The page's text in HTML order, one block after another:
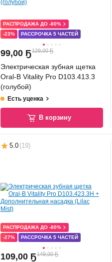
-23% РАССРОЧКА 5 ЧАСТЕЙ
РАСПРОДАЖА ДО -80%
99,00 Ҕ129,00 Ҕ
Электрическая зубная щетка
Oral-B Vitality Pro D103.413.3
(голубой)
Есть уценка
В корзину
5.0 (19)
-27% РАССРОЧКА 5 ЧАСТЕЙ
РАСПРОДАЖА ДО -80%
109,00 Ҕ149,00 Ҕ